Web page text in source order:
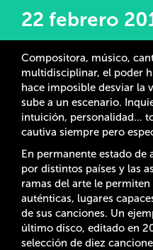
22 febrero
Compositora, músico,
multidisciplinar, el poder
hace imposible desviar la
sube a un escenario.
intuición, personalidad…
cautiva siempre pero
En permanente estado de
por distintos países y las
ramas del arte le
auténticas, lugares
de sus canciones. Un
último disco, editado en
selección de diez